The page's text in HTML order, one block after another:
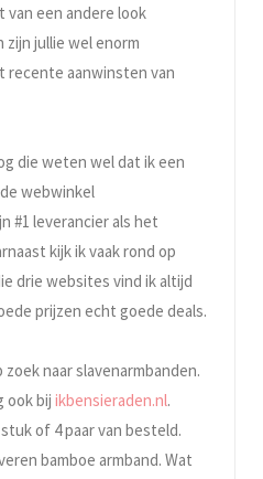
van een andere look
zijn jullie wel enorm
recente aanwinsten van
die weten wel dat ik een
webwinkel
#1 leverancier als het
kijk ik vaak rond op
drie websites vind ik altijd
prijzen echt goede deals.
naar slavenarmbanden.
ook bij ikbensieraden.nl.
of 4 paar van besteld.
bamboe armband. Wat